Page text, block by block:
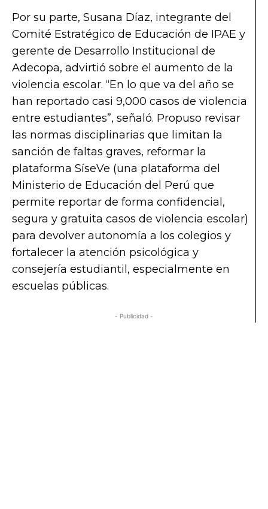
Por su parte, Susana Díaz, integrante del
Comité Estratégico de Educación de IPAE y
gerente de Desarrollo Institucional de
Adecopa, advirtió sobre el aumento de la
violencia escolar. “En lo que va del año se
han reportado casi 9,000 casos de violencia
entre estudiantes”, señaló. Propuso revisar
las normas disciplinarias que limitan la
sanción de faltas graves, reformar la
plataforma SíseVe (una plataforma del
Ministerio de Educación del Perú que
permite reportar de forma confidencial,
segura y gratuita casos de violencia escolar)
para devolver autonomía a los colegios y
fortalecer la atención psicológica y
consejería estudiantil, especialmente en
escuelas públicas.
- Publicidad -